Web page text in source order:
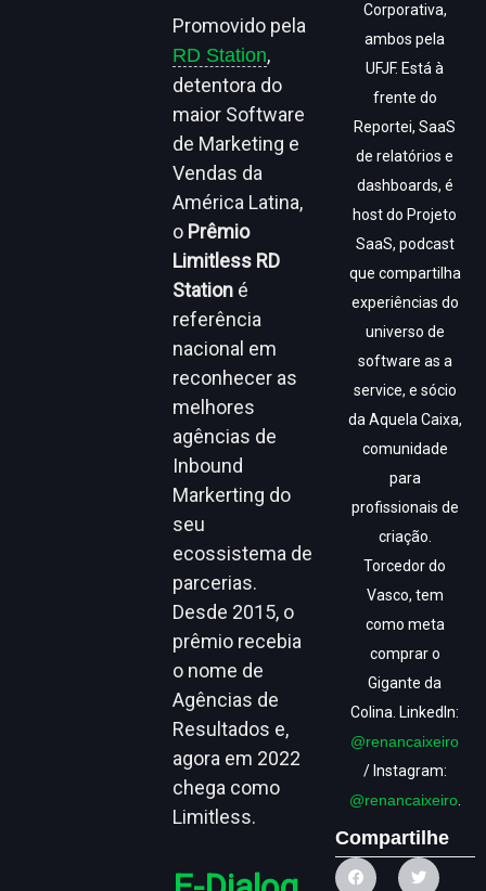
Promovido pela
RD Station,
detentora do
maior Software
de Marketing e
Vendas da
América Latina,
o Prêmio
Limitless RD
Station é
referência
nacional em
reconhecer as
melhores
agências de
Inbound
Markerting do
seu
ecossistema de
parcerias.
Desde 2015, o
prêmio recebia
o nome de
Agências de
Resultados e,
agora em 2022
chega como
Limitless.
Corporativa,
ambos pela
UFJF. Está à
frente do
Reportei, SaaS
de relatórios e
dashboards, é
host do Projeto
SaaS, podcast
que compartilha
experiências do
universo de
software as a
service, e sócio
da Aquela Caixa,
comunidade
para
profissionais de
criação.
Torcedor do
Vasco, tem
como meta
comprar o
Gigante da
Colina. LinkedIn:
@renancaixeiro
/ Instagram:
@renancaixeiro.
Compartilhe